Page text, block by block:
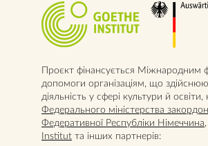
Проєкт фінансується Міжнародним
допомоги організаціям, що
діяльність у сфері культури й
Федерального міністерства
Федеративної Республіки Німеччина
Institut та інших партнерів: